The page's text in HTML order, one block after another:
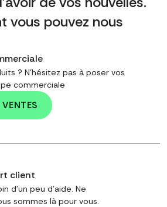
vous pouvez nous
? N'hésitez pas à poser vos
commerciale
client
d'un peu d'aide. Ne
sommes là pour vous.